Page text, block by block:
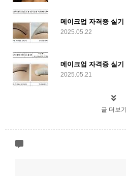
2025.05.22
2025.05.21
글 더보기